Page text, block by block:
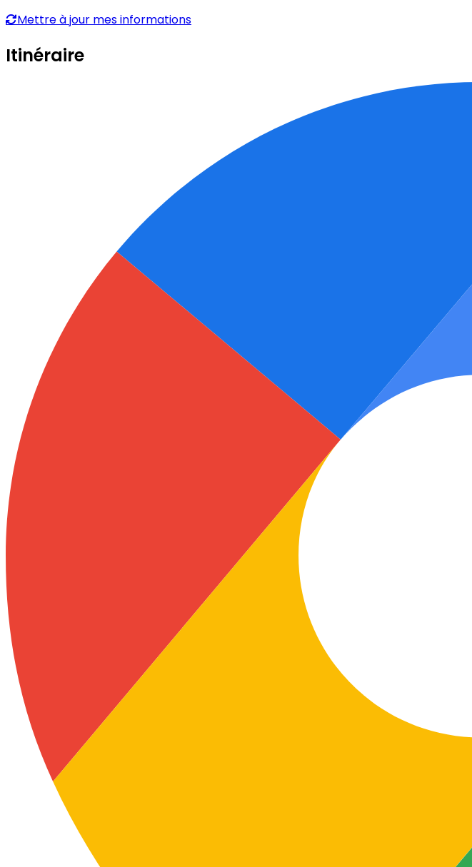
Mettre à jour mes informations
Itinéraire